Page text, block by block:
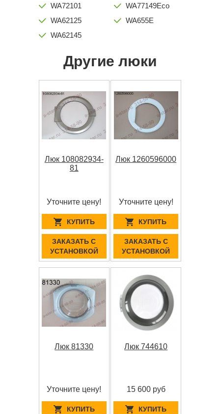
WA72101
WA62125
WA62145
WA77149Eco
WA655E
Другие люки
Люк 108082934-
81
Уточните цену!
КУПИТЬ
ЗАКАЗАТЬ С
УСТАНОВКОЙ
Люк 1260596000
Уточните цену!
КУПИТЬ
ЗАКАЗАТЬ С
УСТАНОВКОЙ
Люк 81330
Уточните цену!
КУПИТЬ
Люк 744610
15 600 руб
КУПИТЬ